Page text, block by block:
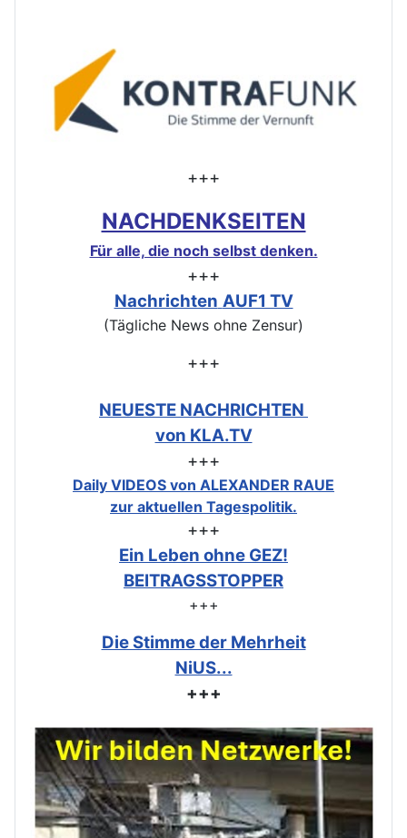
+++
NACHDENKSEITEN
Für alle, die noch selbst denken.
+++
Nachrichten AUF1 TV
(Tägliche News ohne Zensur)
+++
NEUESTE NACHRICHTEN
von KLA.TV
+++
Daily VIDEOS von ALEXANDER RAUE
zur aktuellen Tagespolitik.
+++
Ein Leben ohne GEZ!
BEITRAGSSTOPPER
+++
Die Stimme der Mehrheit
NiUS...
+++